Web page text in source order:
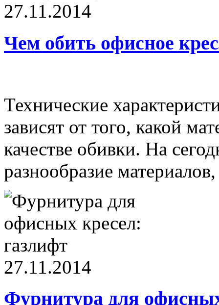
27.11.2014
Чем обить офисное
Технические
зависят от того, какой
качестве обивки. На
разнообразие
27.11.2014
Фурнитура для